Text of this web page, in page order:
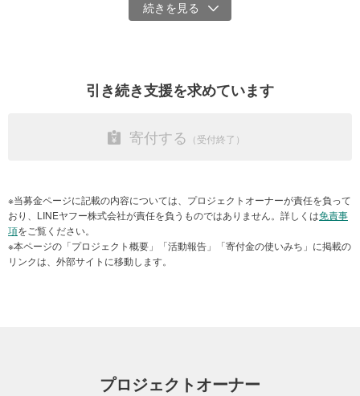
＊子どもたちの健やかな育ちを支える「栄養・食育」「気になる子
どもへの対応」「衛生面のポイント」などに関する研修会の実施運
営
引き続き支援を求めています
寄付する
※当募金ページに記載の内容については、プロジェクトオーナーが責任を負って
おり、LINEヤフー株式会社が責任を負うものではありません。詳しくは免責事
項をご覧ください。
※本ページの「プロジェクト概要」「活動報告」「寄付金の使いみち」に掲載の
リンクは、外部サイトに移動します。
プロジェクトオーナー